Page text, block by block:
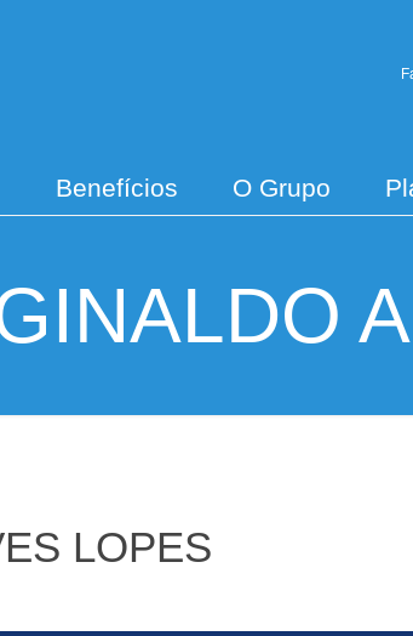
Benefícios O Grupo
LOPES